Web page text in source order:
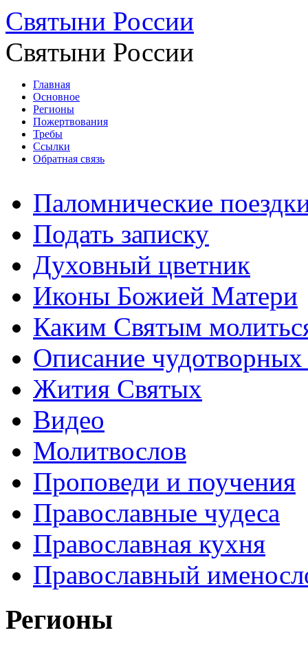
Святыни России
Святыни России
Главная
Основное
Регионы
Пожертвования
Требы
Ссылки
Обратная связь
Паломнические
Подать записку
Духовный цветник
Иконы Божией Матери
Каким Святым
Описание
Жития Святых
Видео
Молитвослов
Проповеди и поучения
Православные чудеса
Православная кухня
Православный
Регионы